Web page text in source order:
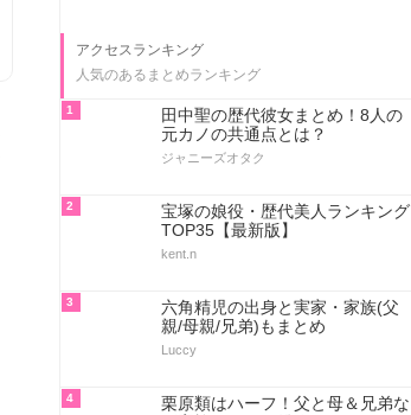
アクセスランキング
人気のあるまとめランキング
1
田中聖の歴代彼女まとめ！8人の
元カノの共通点とは？
ジャニーズオタク
2
宝塚の娘役・歴代美人ランキング
TOP35【最新版】
kent.n
3
六角精児の出身と実家・家族(父
親/母親/兄弟)もまとめ
Luccy
4
栗原類はハーフ！父と母＆兄弟な